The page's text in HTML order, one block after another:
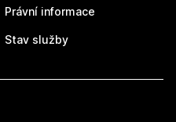
Právní informace
Stav služby